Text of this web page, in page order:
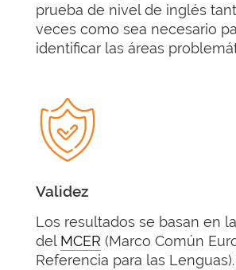
prueba de nivel de inglés
veces como sea necesario
identificar las áreas
Validez
Los resultados se basan en
del MCER (Marco Común
Referencia para las